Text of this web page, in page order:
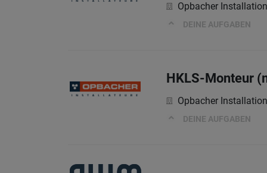
Opbacher
DEINE AUFGABEN
HKLS-Monteur
Opbacher
DEINE AUFGABEN